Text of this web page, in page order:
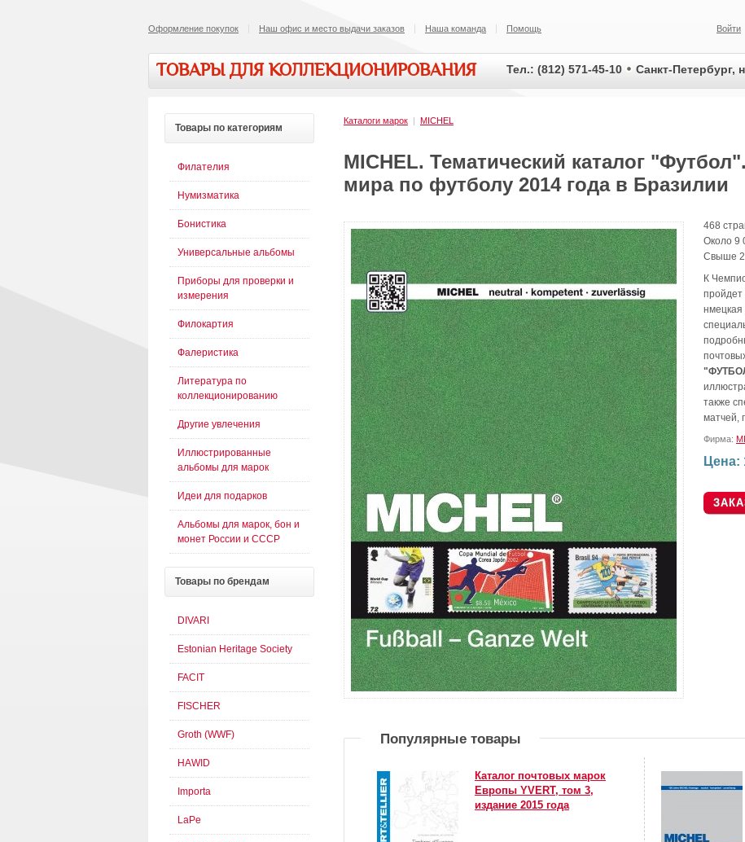
Оформление покупок Наш офис и место выдачи заказов Наша команда Помощь Войти
ТОВАРЫ ДЛЯ КОЛЛЕКЦИОНИРОВАНИЯ Тел.: (812) 571-45-10 Санкт-Петербург,
Каталоги марок | MICHEL
MICHEL. Тематический каталог
мира по футболу 2014 года в Бразилии
468
Около 9
Свыше
К
также
матчей,
Фирма:
Цена:
Популярные товары
Каталог почтовых марок
Европы YVERT, том 3,
издание 2015 года
Товары по категориям
Филателия
Нумизматика
Бонистика
Универсальные альбомы
Приборы для проверки и
измерения
Филокартия
Фалеристика
Литература по
коллекционированию
Другие увлечения
Иллюстрированные
альбомы для марок
Идеи для подарков
Альбомы для марок, бон и
монет России и СССР
Товары по брендам
DIVARI
Estonian Heritage Society
FACIT
FISCHER
Groth (WWF)
HAWID
Importa
LaPe